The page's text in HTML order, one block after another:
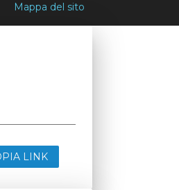
Mappa del sito
LINK